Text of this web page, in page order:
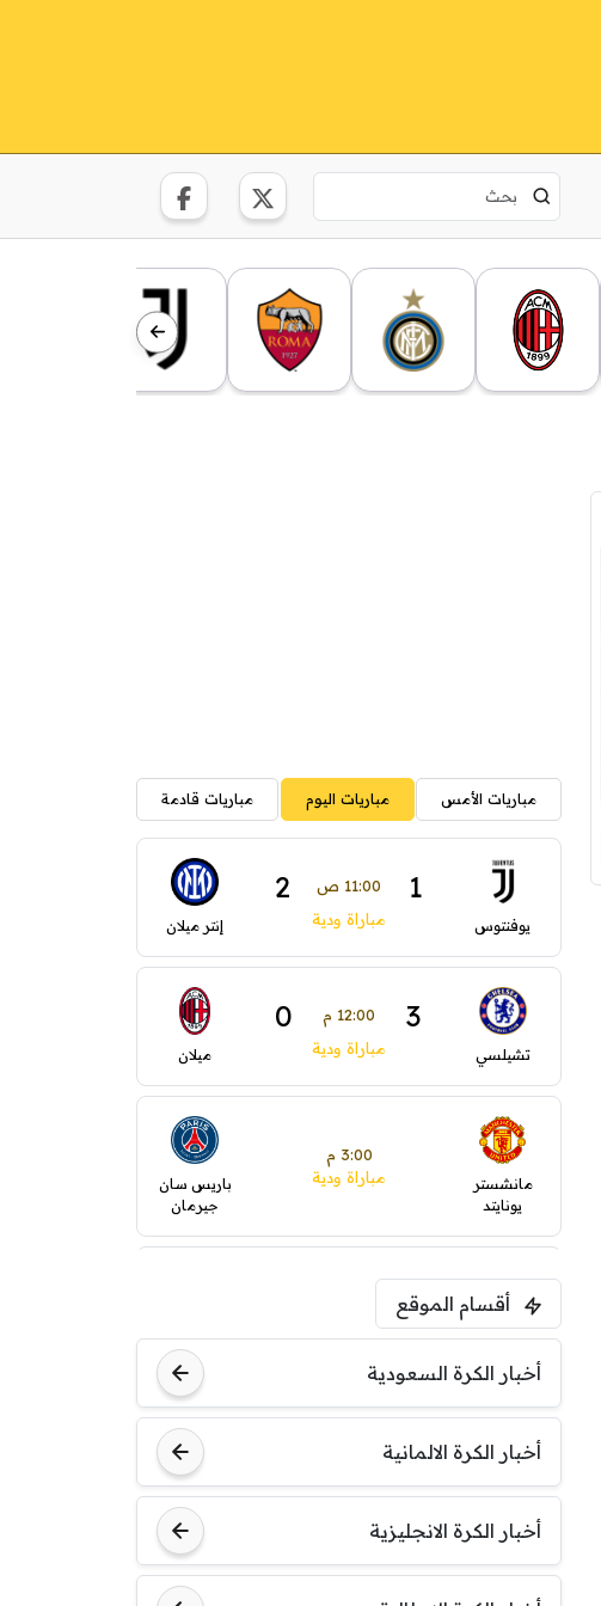
مباريات الأمس مباريات اليوم مباريات قادمة
يوفنتوس
1 11:00 ص 2
مباراة ودية إنتر ميلان
تشيلسي
3 12:00 م 0
مباراة ودية ميلان
مانشستر
يونايتد
3:00 م
مباراة ودية
باريس سان
جيرمان
فرينتسفاروشي ريال مدريد
مباراة ودية
نوتنغهام
فورست
8:00 م
أقسام الموقع
أخبار الكرة السعودية
أخبار الكرة الالمانية
أخبار الكرة الانجليزية